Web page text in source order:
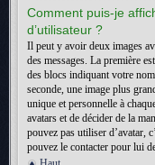
Comment puis-je
d’utilisateur ?
Il peut y avoir deux images
des messages. La première
des blocs indiquant votre
seconde, une image plus
unique et personnelle à
avatars et de décider de la
pouvez pas utiliser d’avatar,
pouvez le contacter pour lui